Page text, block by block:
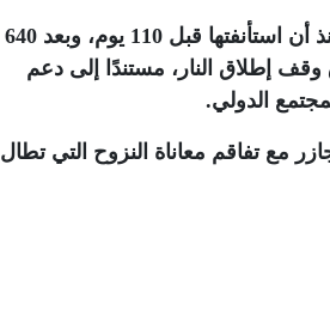
تواصل قوات الاحتلال الصهيوني حرب الإبادة الجماعية على قطاع غزة، منذ أن استأنفتها قبل 110 يوم، وبعد 640
إطلاق النار، مستندًا إلى دعم
الدولي.
مع تفاقم معاناة النزوح التي تطال